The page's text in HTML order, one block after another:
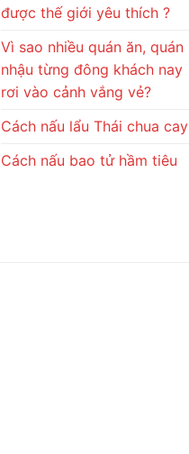
được thế giới yêu thích ?
Vì sao nhiều quán ăn, quán
nhậu từng đông khách nay
rơi vào cảnh vắng vẻ?
Cách nấu lẩu Thái chua cay
Cách nấu bao tử hầm tiêu